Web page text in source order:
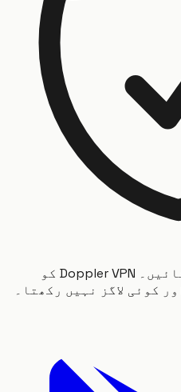
اپنی براؤزنگ کو محفوظ بنائیں۔ Doppler VPN کو
لاگز نہیں رکھتا۔